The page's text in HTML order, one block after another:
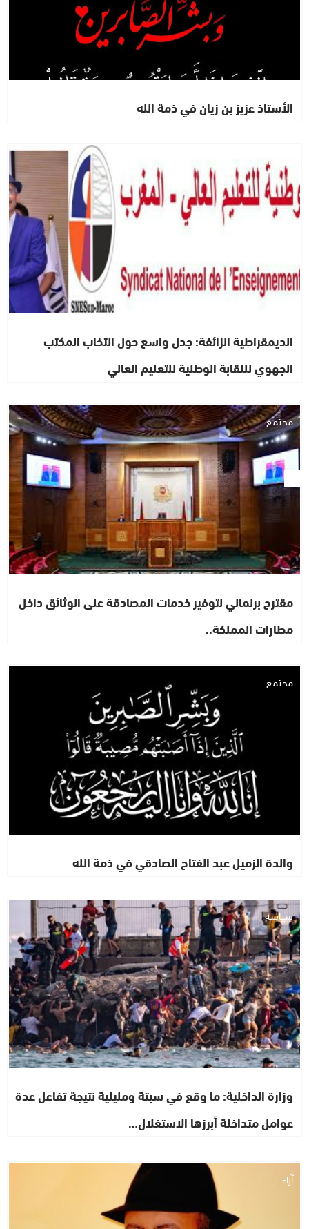
الأستاذ عزيز بن زيان في ذمة الله
نقابات
الديمقراطية الزائفة: جدل واسع حول انتخاب المكتب
الجهوي للنقابة الوطنية للتعليم العالي
مجتمع
مقترح برلماني لتوفير خدمات المصادقة على الوثائق داخل
مطارات المملكة..
مجتمع
والدة الزميل عبد الفتاح الصادقي في ذمة الله
سياسة
وزارة الداخلية: ما وقع في سبتة ومليلية نتيجة تفاعل عدة
عوامل متداخلة أبرزها الاستغلال…
آراء